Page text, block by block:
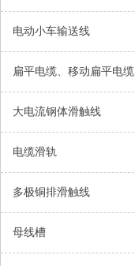
电动小车输送线
扁平电缆、移动扁平电缆
大电流钢体滑触线
电缆滑轨
多极铜排滑触线
母线槽